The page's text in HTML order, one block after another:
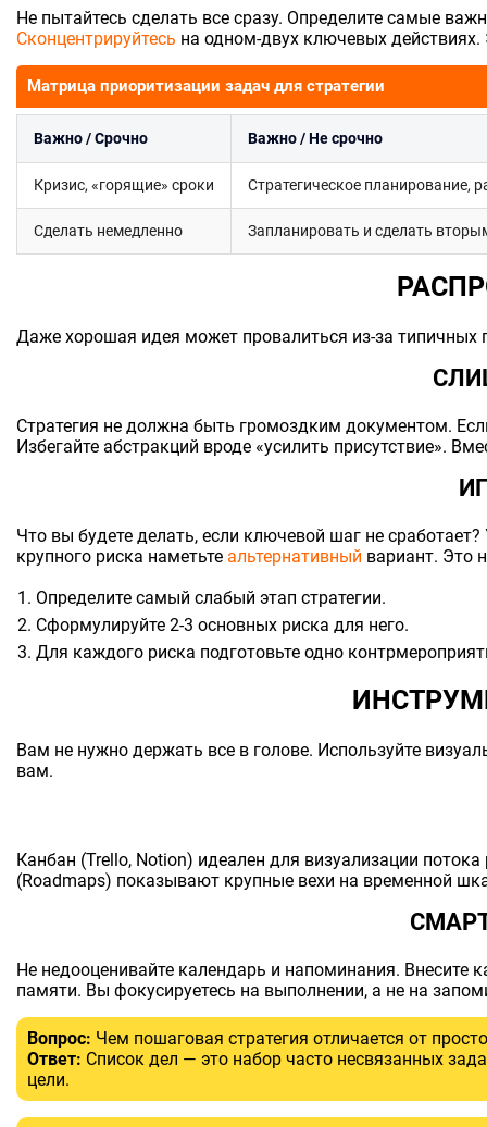
Не пытайтесь сделать все сразу. Определите самые
Сконцентрируйтесь на одном-двух ключевых
Матрица приоритизации задач для стратегии
Важно / Срочно Важно / Не срочно
Кризис, «горящие» сроки Стратегическое планирование,
Сделать немедленно Запланировать и сделать
Даже хорошая идея может провалиться из-за
Стратегия не должна быть громоздким документом.
Избегайте абстракций вроде «усилить присутствие».
Что вы будете делать, если ключевой шаг не
крупного риска наметьте альтернативный вариант. Это
Определите самый слабый этап стратегии.
Сформулируйте 2-3 основных риска для него.
Для каждого риска подготовьте одно
Вам не нужно держать все в голове. Используйте
вам.
Канбан (Trello, Notion) идеален для визуализации
(Roadmaps) показывают крупные вехи на временной
Не недооценивайте календарь и напоминания.
памяти. Вы фокусируетесь на выполнении, а не на
Вопрос: Чем пошаговая стратегия отличается от
Ответ: Список дел — это набор часто несвязанных
цели.